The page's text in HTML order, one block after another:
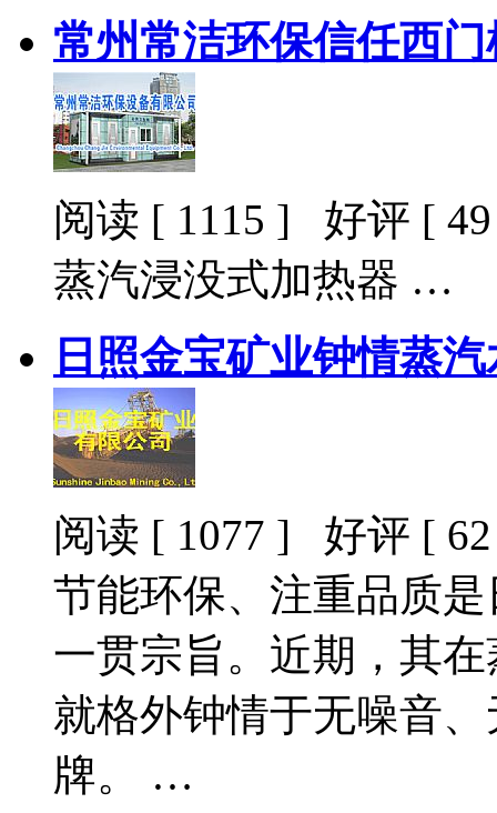
常州常洁环保信任西
阅读 [ 1115 ] 好评 [
蒸汽浸没式加热器 …
日照金宝矿业钟情蒸
阅读 [ 1077 ] 好评 [
节能环保、注重品质
一贯宗旨。近期，其
就格外钟情于无噪音
牌。 …